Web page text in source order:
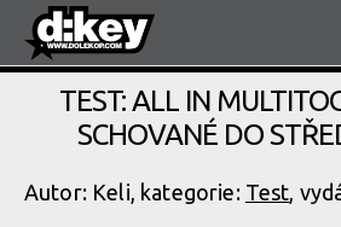
TEST: ALL IN
SCHOVANÉ DO
Autor: Keli, kategorie: Test,